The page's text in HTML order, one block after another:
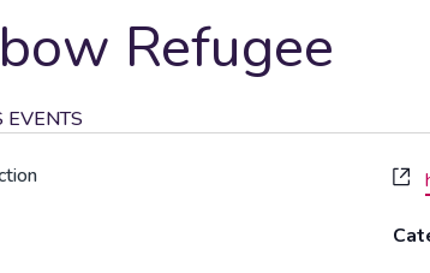
Refugee
EVENTS